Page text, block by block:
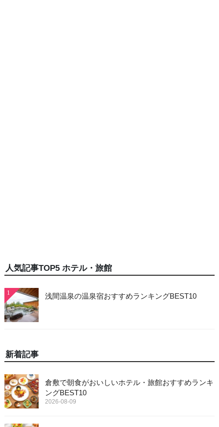
人気記事TOP5 ホテル・旅館
1 浅間温泉の温泉宿おすすめランキングBEST10
新着記事
倉敷で朝食がおいしいホテル・旅館おすすめランキ
ングBEST10
2026-08-09